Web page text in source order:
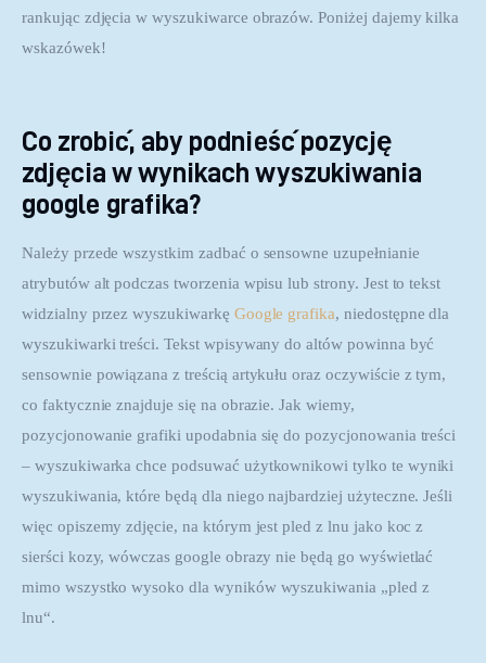
rankując zdjęcia w wyszukiwarce obrazów. Poniżej dajemy kilka
wskazówek!
Co zrobić, aby podnieść pozycję
zdjęcia w wynikach wyszukiwania
google grafika?
Należy przede wszystkim zadbać o sensowne uzupełnianie
atrybutów alt podczas tworzenia wpisu lub strony. Jest to tekst
widzialny przez wyszukiwarkę Google grafika, niedostępne dla
wyszukiwarki treści. Tekst wpisywany do altów powinna być
sensownie powiązana z treścią artykułu oraz oczywiście z tym,
co faktycznie znajduje się na obrazie. Jak wiemy,
pozycjonowanie grafiki upodabnia się do pozycjonowania treści
– wyszukiwarka chce podsuwać użytkownikowi tylko te wyniki
wyszukiwania, które będą dla niego najbardziej użyteczne. Jeśli
więc opiszemy zdjęcie, na którym jest pled z lnu jako koc z
sierści kozy, wówczas google obrazy nie będą go wyświetlać
mimo wszystko wysoko dla wyników wyszukiwania „pled z
lnu“.